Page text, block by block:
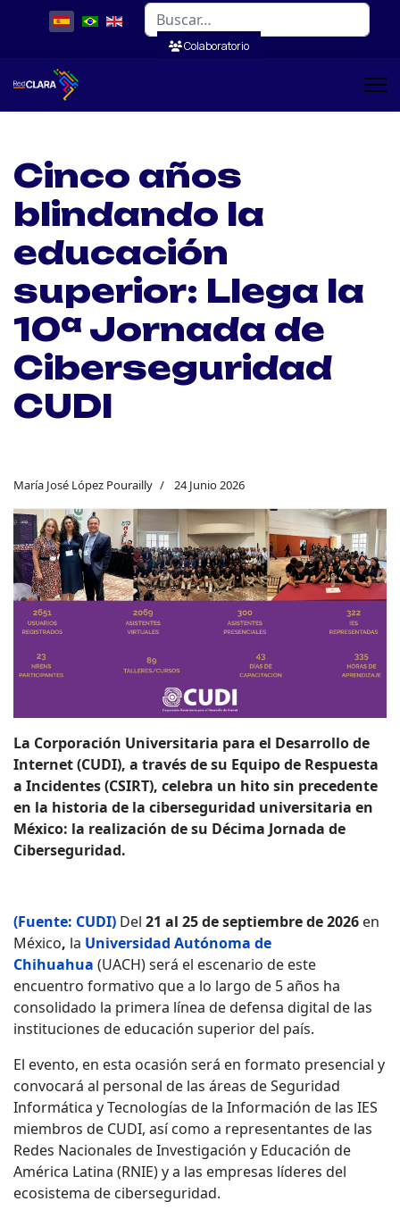
Buscar
Colaboratorio
Cinco años
blindando la
educación
superior: Llega la
10ª Jornada de
Ciberseguridad
CUDI
María José López Pourailly 24 Junio 2026
La Corporación Universitaria para el Desarrollo de
Internet (CUDI), a través de su Equipo de Respuesta
a Incidentes (CSIRT), celebra un hito sin precedente
en la historia de la ciberseguridad universitaria en
México: la realización de su Décima Jornada de
Ciberseguridad.
(Fuente: CUDI) Del 21 al 25 de septiembre de 2026 en
México, la Universidad Autónoma de
Chihuahua (UACH) será el escenario de este
encuentro formativo que a lo largo de 5 años ha
consolidado la primera línea de defensa digital de las
instituciones de educación superior del país.
El evento, en esta ocasión será en formato presencial y
convocará al personal de las áreas de Seguridad
Informática y Tecnologías de la Información de las IES
miembros de CUDI, así como a representantes de las
Redes Nacionales de Investigación y Educación de
América Latina (RNIE) y a las empresas líderes del
ecosistema de ciberseguridad.